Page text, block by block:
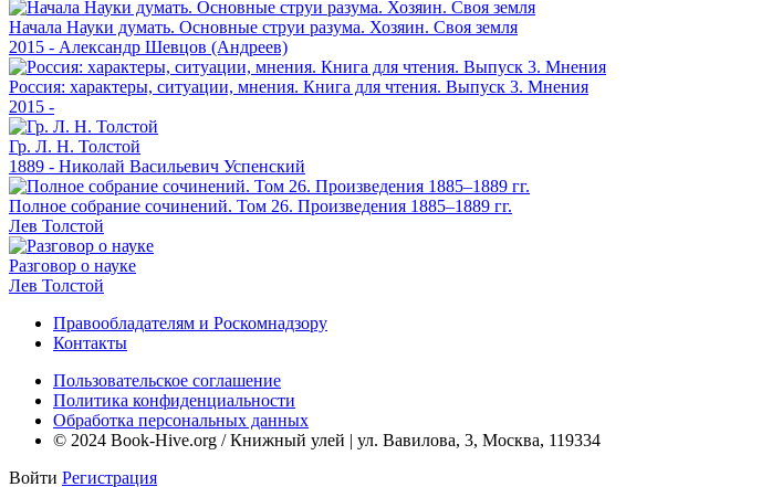
Начала Науки думать. Основные струи разума. Хозяин. Своя земля
2015 - Александр Шевцов (Андреев)
Россия: характеры, ситуации, мнения. Книга для чтения. Выпуск 3. Мнения
2015 -
Гр. Л. Н. Толстой
1889 - Николай Васильевич Успенский
Полное собрание сочинений. Том 26. Произведения 1885–1889 гг.
Лев Толстой
Разговор о науке
Лев Толстой
Правообладателям и Роскомнадзору
Контакты
Пользовательское соглашение
Политика конфиденциальности
Обработка персональных данных
© 2024 Book-Hive.org / Книжный улей | ул. Вавилова, 3, Москва, 119334
Войти Регистрация